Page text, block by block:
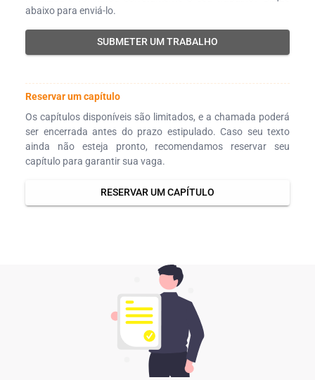
abaixo para enviá-lo.
SUBMETER UM TRABALHO
Reservar um capítulo
Os capítulos disponíveis são limitados, e a chamada poderá
ser encerrada antes do prazo estipulado. Caso seu texto
ainda não esteja pronto, recomendamos reservar seu
capítulo para garantir sua vaga.
RESERVAR UM CAPÍTULO